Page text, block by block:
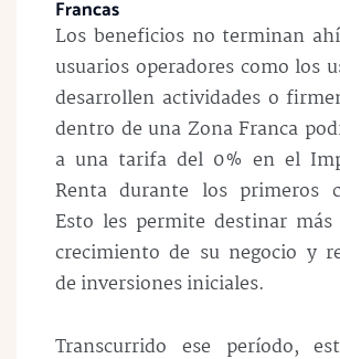
Francas
Los beneficios no terminan
usuarios operadores como los
desarrollen actividades o
dentro de una Zona Franca
a una tarifa del 0 % en el
Renta durante los primeros
Esto les permite destinar más
crecimiento de su negocio y
de inversiones iniciales.
Transcurrido ese período,